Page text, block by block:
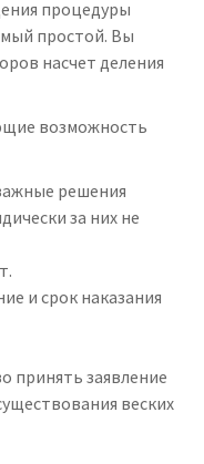
процедуры
простой. Вы
насчет деления
возможность
решения
за них не
и срок наказания
принять заявление
веских